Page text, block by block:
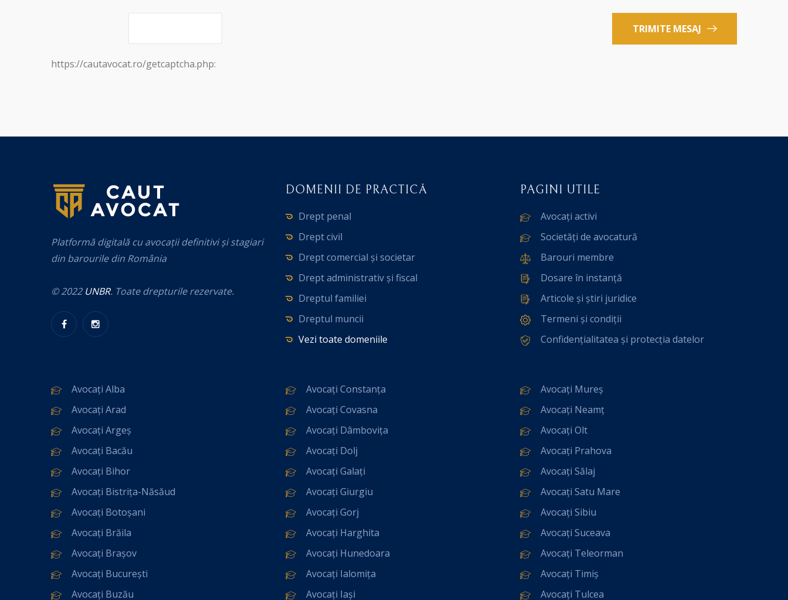
TRIMITE MESAJ
https://cautavocat.ro/getcaptcha.php:
Platformă digitală cu avocații definitivi și stagiari
din barourile din România
© 2022 UNBR. Toate drepturile rezervate.
DOMENII DE PRACTICĂ
Drept penal
Drept civil
Drept comercial și societar
Drept administrativ și fiscal
Dreptul familiei
Dreptul muncii
Vezi toate domeniile
PAGINI UTILE
Avocați activi
Societăți de avocatură
Barouri membre
Dosare în instanță
Articole și știri juridice
Termeni și condiții
Confidențialitatea și protecția datelor
Avocați Alba
Avocați Arad
Avocați Argeș
Avocați Bacău
Avocați Bihor
Avocați Bistrița-Năsăud
Avocați Botoșani
Avocați Brăila
Avocați Brașov
Avocați București
Avocați Buzău
Avocați Constanța
Avocați Covasna
Avocați Dâmbovița
Avocați Dolj
Avocați Galați
Avocați Giurgiu
Avocați Gorj
Avocați Harghita
Avocați Hunedoara
Avocați Ialomița
Avocați Iași
Avocați Mureș
Avocați Neamț
Avocați Olt
Avocați Prahova
Avocați Sălaj
Avocați Satu Mare
Avocați Sibiu
Avocați Suceava
Avocați Teleorman
Avocați Timiș
Avocați Tulcea